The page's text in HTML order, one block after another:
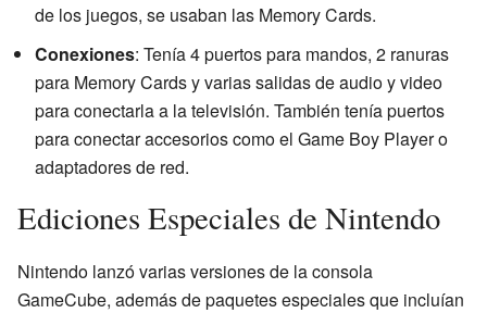
de los juegos, se usaban las Memory Cards.
Conexiones: Tenía 4 puertos para mandos, 2 ranuras
para Memory Cards y varias salidas de audio y video
para conectarla a la televisión. También tenía puertos
para conectar accesorios como el Game Boy Player o
adaptadores de red.
Ediciones Especiales de Nintendo
Nintendo lanzó varias versiones de la consola
GameCube, además de paquetes especiales que incluían